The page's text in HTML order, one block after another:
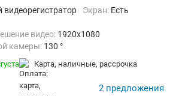
Экран: Есть
видео: 1920x1080
камеры: 130 °
видео:
GPS-приемник, Автоматическое
карта, наличные, рассрочка
2 предложения